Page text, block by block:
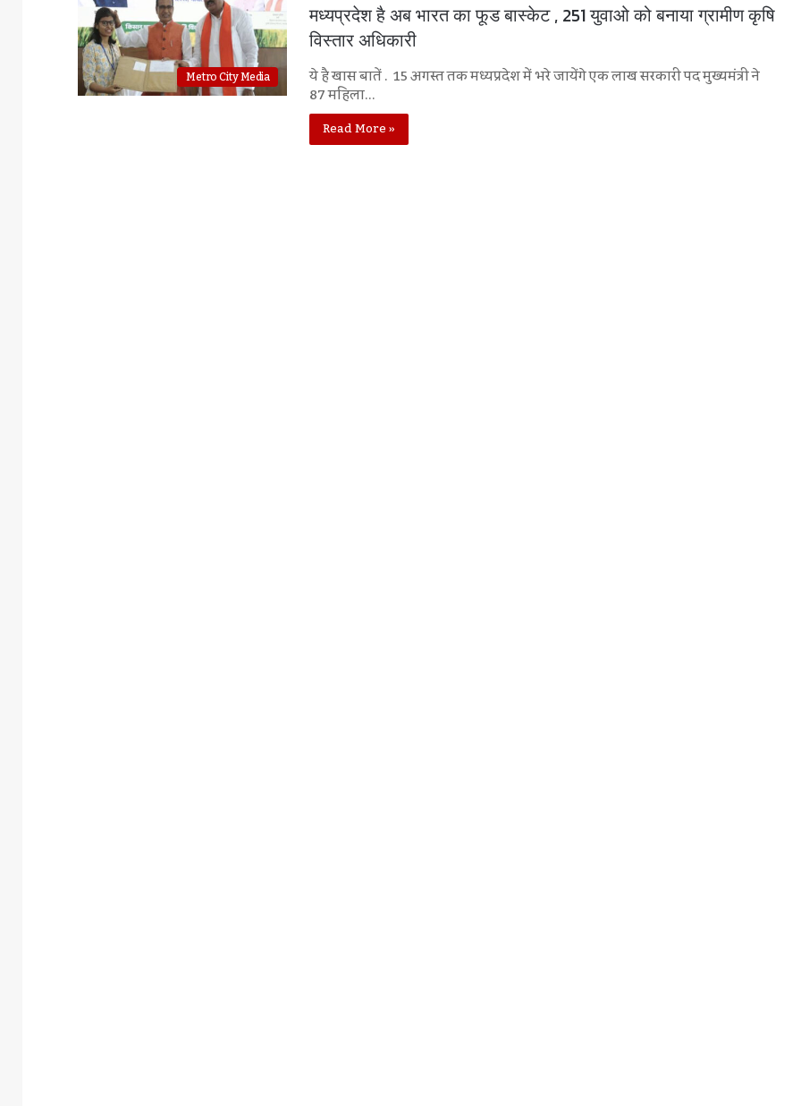
Metro City Media
मध्यप्रदेश है अब भारत का फूड बास्केट , 251 युवाओ को बनाया ग्रामीण कृषि
विस्तार अधिकारी
ये है खास बातें . 15 अगस्त तक मध्यप्रदेश में भरे जायेंगे एक लाख सरकारी पद मुख्यमंत्री ने
87 महिला…
Read More »